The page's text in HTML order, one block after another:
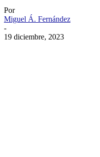
Por
Miguel Á. Fernández
-
19 diciembre, 2023